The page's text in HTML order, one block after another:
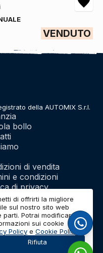
VENDUTO
della AUTOMIX S.r.l.
bollo
di vendita
e condizioni
di privacy
dei cookie
IT01732290703 | Capitale
di offrirti la migliore
sul nostro sito web
Potrai modificare la
sui cookie
Policy e Cookie Policy.
Rifiuta